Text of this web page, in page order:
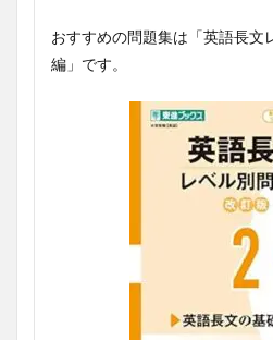
おすすめの問題集は「英語長文
編」です。